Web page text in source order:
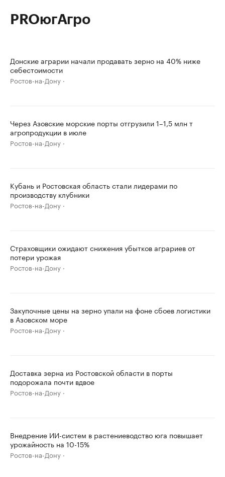
PROюгАгро
Донские аграрии начали продавать зерно на 40% ниже
себестоимости
Ростов-на-Дону
Через Азовские морские порты отгрузили 1–1,5 млн т
агропродукции в июле
Ростов-на-Дону
Кубань и Ростовская область стали лидерами по
производству клубники
Ростов-на-Дону
Страховщики ожидают снижения убытков аграриев от
потери урожая
Ростов-на-Дону
Закупочные цены на зерно упали на фоне сбоев логистики
в Азовском море
Ростов-на-Дону
Доставка зерна из Ростовской области в порты
подорожала почти вдвое
Ростов-на-Дону
Внедрение ИИ-систем в растениеводство юга повышает
урожайность на 10-15%
Ростов-на-Дону